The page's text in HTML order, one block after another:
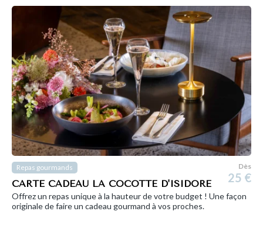
Repas gourmands
CARTE CADEAU LA COCOTTE D'ISIDORE
Dès
25 €
Offrez un repas unique à la hauteur de votre budget ! Une façon
originale de faire un cadeau gourmand à vos proches.